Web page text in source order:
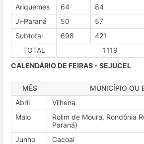
Ariquemes
64
84
Ji-Paraná
50
57
Subtotal
698
421
TOTAL
1119
CALENDÁRIO DE FEIRAS - SEJUCEL
MÊS
MUNICÍPIO OU
Abril
Vilhena
Maio
Rolim de Moura, Rondônia
Paraná)
Junho
Cacoal